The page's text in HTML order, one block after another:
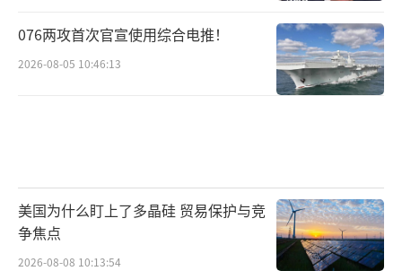
076两攻首次官宣使用综合电推！
2026-08-05 10:46:13
美国为什么盯上了多晶硅 贸易保护与竞
争焦点
2026-08-08 10:13:54